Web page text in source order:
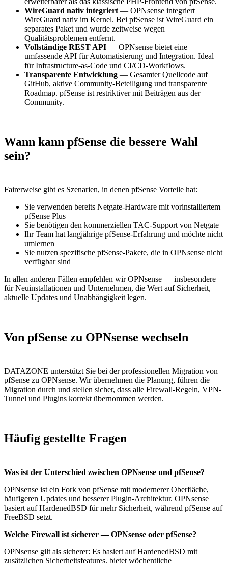
WireGuard nativ integriert — OPNsense integriert
WireGuard nativ im Kernel. Bei pfSense ist WireGuard ein
separates Paket und wurde zeitweise wegen
Qualitätsproblemen entfernt.
Vollständige REST API — OPNsense bietet eine
umfassende API für Automatisierung und Integration. Ideal
für Infrastructure-as-Code und CI/CD-Workflows.
Transparente Entwicklung — Gesamter Quellcode auf
GitHub, aktive Community-Beteiligung und transparente
Roadmap. pfSense ist restriktiver mit Beiträgen aus der
Community.
Wann kann pfSense die bessere Wahl
sein?
Fairerweise gibt es Szenarien, in denen pfSense Vorteile hat:
Sie verwenden bereits Netgate-Hardware mit vorinstalliertem
pfSense Plus
Sie benötigen den kommerziellen TAC-Support von Netgate
Ihr Team hat langjährige pfSense-Erfahrung und möchte nicht
umlernen
Sie nutzen spezifische pfSense-Pakete, die in OPNsense nicht
verfügbar sind
In allen anderen Fällen empfehlen wir OPNsense — insbesondere
für Neuinstallationen und Unternehmen, die Wert auf Sicherheit,
aktuelle Updates und Unabhängigkeit legen.
Von pfSense zu OPNsense wechseln
DATAZONE unterstützt Sie bei der professionellen Migration von
pfSense zu OPNsense. Wir übernehmen die Planung, führen die
Migration durch und stellen sicher, dass alle Firewall-Regeln, VPN-
Tunnel und Plugins korrekt übernommen werden.
Häufig gestellte Fragen
Was ist der Unterschied zwischen OPNsense und pfSense?
OPNsense ist ein Fork von pfSense mit modernerer Oberfläche,
häufigeren Updates und besserer Plugin-Architektur. OPNsense
basiert auf HardenedBSD für mehr Sicherheit, während pfSense auf
FreeBSD setzt.
Welche Firewall ist sicherer — OPNsense oder pfSense?
OPNsense gilt als sicherer: Es basiert auf HardenedBSD mit
zusätzlichen Sicherheitsfeatures, bietet wöchentliche